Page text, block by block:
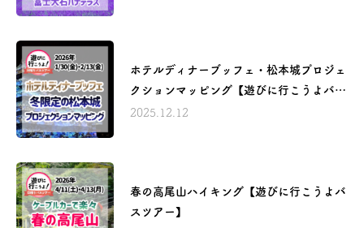
ホテルディナーブッフェ・松本城プロジェ
クションマッピング【遊びに行こうよバス
ツアー】
2025.12.12
春の高尾山ハイキング【遊びに行こうよバ
スツアー】